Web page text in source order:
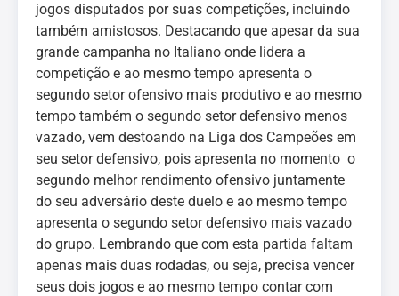
jogos disputados por suas competições, incluindo
também amistosos. Destacando que apesar da sua
grande campanha no Italiano onde lidera a
competição e ao mesmo tempo apresenta o
segundo setor ofensivo mais produtivo e ao mesmo
tempo também o segundo setor defensivo menos
vazado, vem destoando na Liga dos Campeões em
seu setor defensivo, pois apresenta no momento o
segundo melhor rendimento ofensivo juntamente
do seu adversário deste duelo e ao mesmo tempo
apresenta o segundo setor defensivo mais vazado
do grupo. Lembrando que com esta partida faltam
apenas mais duas rodadas, ou seja, precisa vencer
seus dois jogos e ao mesmo tempo contar com